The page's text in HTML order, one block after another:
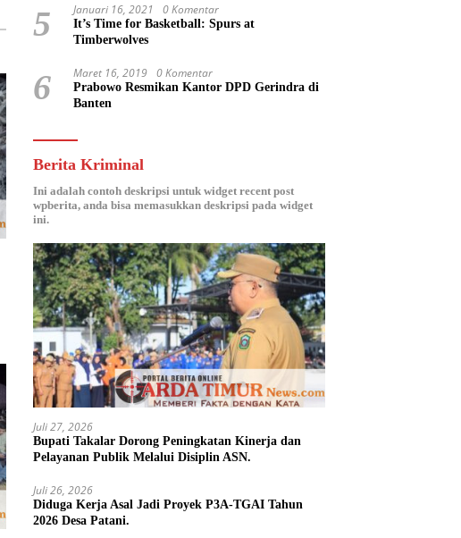
5 Januari 16, 2021 0 Komentar
It’s Time for Basketball: Spurs at
Timberwolves
6 Maret 16, 2019 0 Komentar
Prabowo Resmikan Kantor DPD Gerindra di
Banten
Berita Kriminal
Ini adalah contoh deskripsi untuk widget recent post
wpberita, anda bisa memasukkan deskripsi pada widget
ini.
Juli 27, 2026
Bupati Takalar Dorong Peningkatan Kinerja dan
Pelayanan Publik Melalui Disiplin ASN.
Juli 26, 2026
Diduga Kerja Asal Jadi Proyek P3A-TGAI Tahun
2026 Desa Patani.